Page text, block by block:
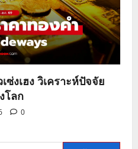
งเฮง วิเคราะห์ปัจจัย
โลก
0